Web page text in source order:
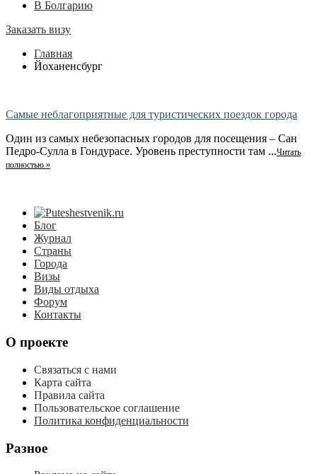
В Болгарию
Заказать визу
Главная
Йоханенсбург
Самые неблагоприятные для туристических поездок города
Один из самых небезопасных городов для посещения – Сан
Педро-Сулла в Гондурасе. Уровень преступности там ...Читать
полностью »
Блог
Журнал
Страны
Города
Визы
Виды отдыха
Форум
Контакты
О проекте
Связаться с нами
Карта сайта
Правила сайта
Пользовательское соглашение
Политика конфиденциальности
Разное